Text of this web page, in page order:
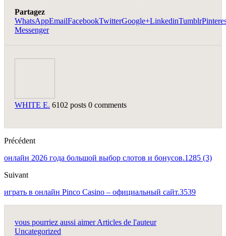
Partagez
WhatsAppEmailFacebookTwitterGoogle+LinkedinTumblr
Messenger
WHITE E. 6102 posts 0 comments
Précédent
онлайн 2026 года большой выбор слотов и бонусов.1285 (3)
Suivant
играть в онлайн Pinco Casino – официальный сайт.3539
vous pourriez aussi aimer Articles de l'auteur
Uncategorized